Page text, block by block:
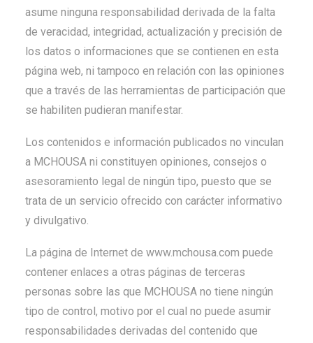
asume ninguna responsabilidad derivada de la falta
de veracidad, integridad, actualización y precisión de
los datos o informaciones que se contienen en esta
página web, ni tampoco en relación con las opiniones
que a través de las herramientas de participación que
se habiliten pudieran manifestar.
Los contenidos e información publicados no vinculan
a MCHOUSA ni constituyen opiniones, consejos o
asesoramiento legal de ningún tipo, puesto que se
trata de un servicio ofrecido con carácter informativo
y divulgativo.
La página de Internet de www.mchousa.com puede
contener enlaces a otras páginas de terceras
personas sobre las que MCHOUSA no tiene ningún
tipo de control, motivo por el cual no puede asumir
responsabilidades derivadas del contenido que